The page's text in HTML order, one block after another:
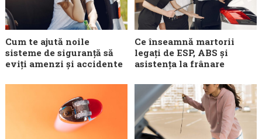
Cum te ajută noile
sisteme de siguranță să
eviți amenzi și accidente
Ce înseamnă martorii
legați de ESP, ABS și
asistența la frânare